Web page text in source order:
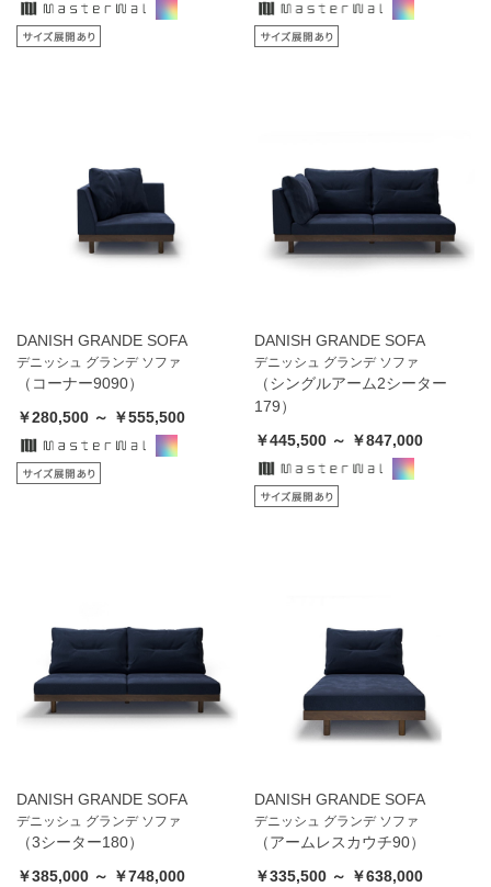
DANISH GRANDE SOFA
デニッシュ グランデ ソファ
（コーナー9090）
￥280,500 ～ ￥555,500
DANISH GRANDE SOFA
デニッシュ グランデ ソファ
（シングルアーム2シーター
179）
￥445,500 ～ ￥847,000
DANISH GRANDE SOFA
デニッシュ グランデ ソファ
（3シーター180）
￥385,000 ～ ￥748,000
DANISH GRANDE SOFA
デニッシュ グランデ ソファ
（アームレスカウチ90）
￥335,500 ～ ￥638,000